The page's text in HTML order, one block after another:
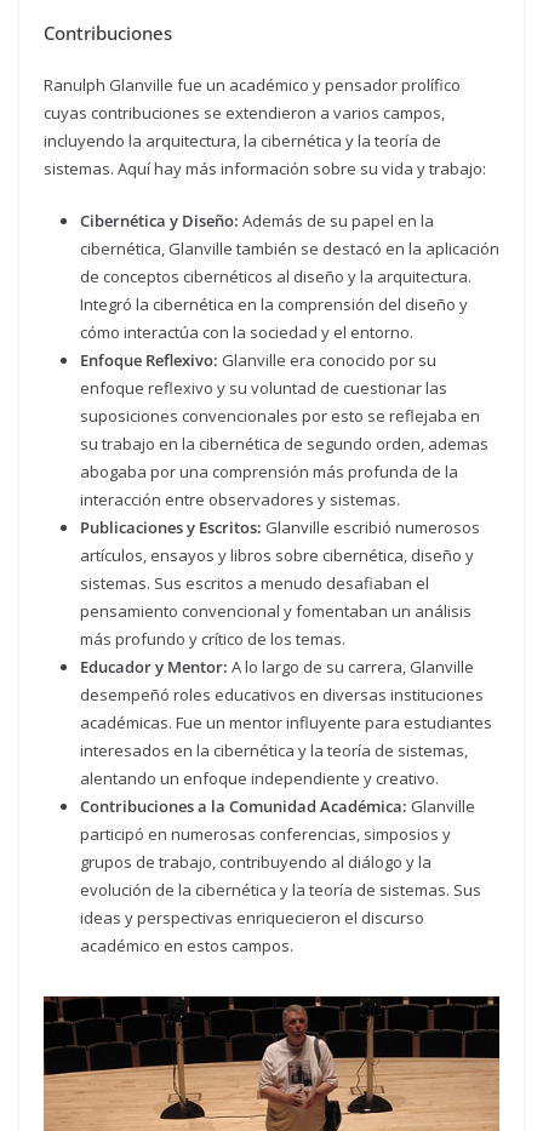
Contribuciones
Ranulph Glanville fue un académico y pensador prolífico
cuyas contribuciones se extendieron a varios campos,
incluyendo la arquitectura, la cibernética y la teoría de
sistemas. Aquí hay más información sobre su vida y trabajo:
Cibernética y Diseño: Además de su papel en la
cibernética, Glanville también se destacó en la aplicación
de conceptos cibernéticos al diseño y la arquitectura.
Integró la cibernética en la comprensión del diseño y
cómo interactúa con la sociedad y el entorno.
Enfoque Reflexivo: Glanville era conocido por su
enfoque reflexivo y su voluntad de cuestionar las
suposiciones convencionales por esto se reflejaba en
su trabajo en la cibernética de segundo orden, ademas
abogaba por una comprensión más profunda de la
interacción entre observadores y sistemas.
Publicaciones y Escritos: Glanville escribió numerosos
artículos, ensayos y libros sobre cibernética, diseño y
sistemas. Sus escritos a menudo desafiaban el
pensamiento convencional y fomentaban un análisis
más profundo y crítico de los temas.
Educador y Mentor: A lo largo de su carrera, Glanville
desempeñó roles educativos en diversas instituciones
académicas. Fue un mentor influyente para estudiantes
interesados en la cibernética y la teoría de sistemas,
alentando un enfoque independiente y creativo.
Contribuciones a la Comunidad Académica: Glanville
participó en numerosas conferencias, simposios y
grupos de trabajo, contribuyendo al diálogo y la
evolución de la cibernética y la teoría de sistemas. Sus
ideas y perspectivas enriquecieron el discurso
académico en estos campos.